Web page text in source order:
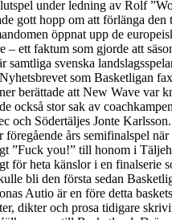
under ledning av Rolf
gott hopp om att förlänga den
öppnat upp de
– ett faktum som gjorde att
samtliga svenska
som Basketligan
berättade att New Wave var
också stor sak av
och Södertäljes Jonte
föregående års semifinalspel
”Fuck you!” till honom i
för heta känslor i en finalserie
bli den första sedan
Autio är en före detta
dikter och prosa tidigare